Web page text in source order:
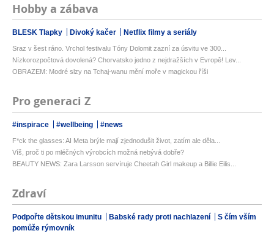
Hobby a zábava
BLESK Tlapky Divoký kačer Netflix filmy a seriály
Sraz v šest ráno. Vrchol festivalu Tóny Dolomit zazní za úsvitu ve 300...
Nízkorozpočtová dovolená? Chorvatsko jedno z nejdražších v Evropě! Lev...
OBRAZEM: Modré slzy na Tchaj-wanu mění moře v magickou říši
Pro generaci Z
#inspirace #wellbeing #news
F*ck the glasses: AI Meta brýle mají zjednodušit život, zatím ale děla...
Víš, proč ti po mléčných výrobcích možná nebývá dobře?
BEAUTY NEWS: Zara Larsson servíruje Cheetah Girl makeup a Billie Eilis...
Zdraví
Podpořte dětskou imunitu Babské rady proti nachlazení
S čím vším
pomůže rýmovník